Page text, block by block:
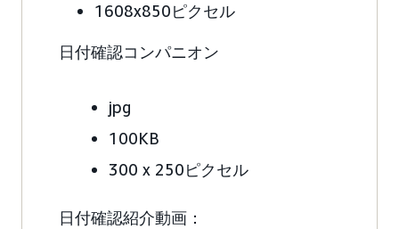
1608x850ピクセル
日付確認コンパニオン
jpg
100KB
300 x 250ピクセル
日付確認紹介動画：